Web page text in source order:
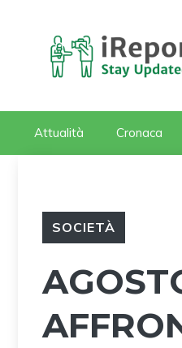
contenuto
Attualità Cronaca
SOCIETÀ